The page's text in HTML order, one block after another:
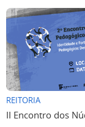
REITORIA
II Encontro dos